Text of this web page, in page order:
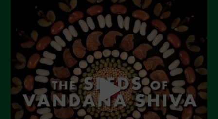
Ottobre 2023
Settembre 2023
Agosto 2023
Luglio 2023
Giugno 2023
Maggio 2023
Aprile 2023